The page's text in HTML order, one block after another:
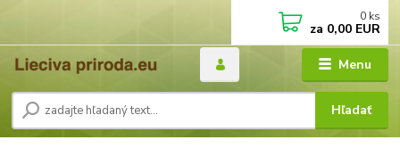
Menu
Hľadať
0 ks
za 0,00 EUR